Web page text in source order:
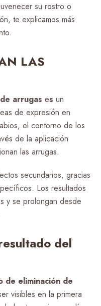
su rostro o
te explicamos más
LAS
arrugas es un
de expresión en
el contorno de los
de la aplicación
las arrugas.
secundarios, gracias
Los resultados
y se prolongan desde
del
de eliminación de
visibles en la primera